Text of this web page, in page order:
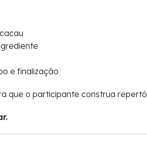
e finalização
que o participante construa